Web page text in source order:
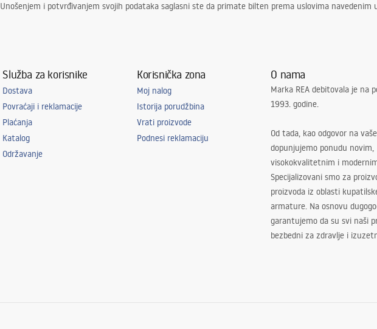
Unošenjem i potvrđivanjem svojih podataka saglasni ste da primate bilten prema uslovima navedenim
Služba za korisnike
Dostava
Povraćaji i reklamacije
Plaćanja
Katalog
Održavanje
Korisnička zona
Moj nalog
Istorija porudžbina
Vrati proizvode
Podnesi reklamaciju
O nama
Marka REA debitovala je na
1993. godine.
Od tada, kao odgovor na
dopunjujemo ponudu novim,
visokokvalitetnim i
Specijalizovani smo za
proizvoda iz oblasti
armature. Na osnovu
garantujemo da su svi naši
bezbedni za zdravlje i